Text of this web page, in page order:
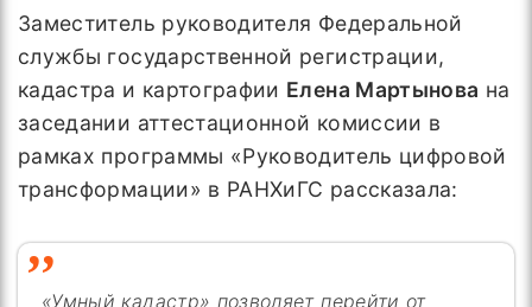
Заместитель руководителя Федеральной
службы государственной регистрации,
кадастра и картографии Елена Мартынова на
заседании аттестационной комиссии в
рамках программы «Руководитель цифровой
трансформации» в РАНХиГС рассказала:
«Умный кадастр» позволяет перейти от